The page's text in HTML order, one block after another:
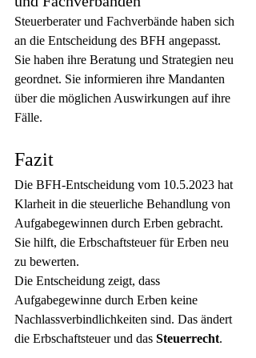
Steuerberater und Fachverbände haben sich
an die Entscheidung des BFH angepasst.
Sie haben ihre Beratung und Strategien neu
geordnet. Sie informieren ihre Mandanten
über die möglichen Auswirkungen auf ihre
Fälle.
Fazit
Die BFH-Entscheidung vom 10.5.2023 hat
Klarheit in die steuerliche Behandlung von
Aufgabegewinnen durch Erben gebracht.
Sie hilft, die Erbschaftsteuer für Erben neu
zu bewerten.
Die Entscheidung zeigt, dass
Aufgabegewinne durch Erben keine
Nachlassverbindlichkeiten sind. Das ändert
die Erbschaftsteuer und das Steuerrecht.